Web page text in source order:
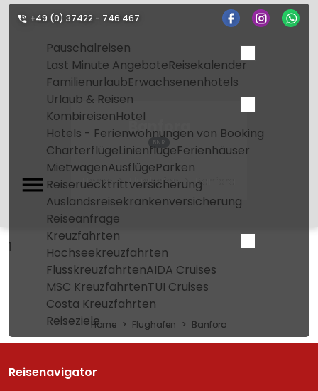
+49 (0) 37422 - 746 467
Pauschalreisen
Last Minute AngeboteReisekalender
FamilienurlaubErwachsenenhotels
Urlaub & Reisen
KombireisenHotel
Hotels - Ferienwohnungen von Booking
CharterflügeLinienflügeFerienhäuser
MietwagenAusflügeParken
Reiseruecktrittversicherung
Auslandsreisekrankenversicherung
Reiseanfrage
Kreuzfahrten
Hochseekreuzfahrten
FlusskreuzfahrtenAIDA Cruises
MSC KreuzfahrtenTUI Cruises
Costa Kreuzfahrten
Reiseziele
Banfora
BNR
Home Flughafen Banfora
1
Home Flughafen Banfora
Reisenavigator